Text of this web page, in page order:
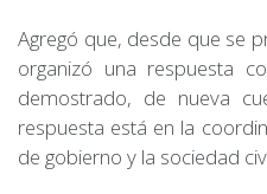
Agregó que, desde que se
organizó una respuesta
demostrado, de nueva
respuesta está en la
de gobierno y la sociedad